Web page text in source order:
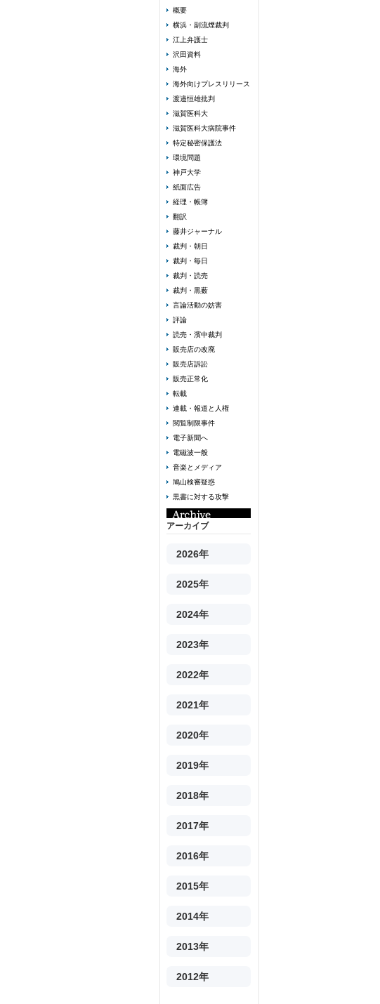
概要
横浜・副流煙裁判
江上弁護士
沢田資料
海外
海外向けプレスリリース
渡邉恒雄批判
滋賀医科大
滋賀医科大病院事件
特定秘密保護法
環境問題
神戸大学
紙面広告
経理・帳簿
翻訳
藤井ジャーナル
裁判・朝日
裁判・毎日
裁判・読売
裁判・黒薮
言論活動の妨害
評論
読売・濱中裁判
販売店の改廃
販売店訴訟
販売正常化
転載
連載・報道と人権
閲覧制限事件
電子新聞へ
電磁波一般
音楽とメディア
鳩山検審疑惑
黒書に対する攻撃
アーカイブ
2026年
2025年
2024年
2023年
2022年
2021年
2020年
2019年
2018年
2017年
2016年
2015年
2014年
2013年
2012年